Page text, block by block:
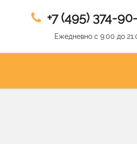
+7 (495) 374-
Ежедневно с 9:00 до